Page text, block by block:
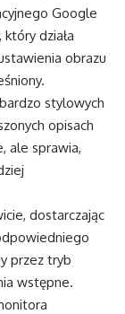
Google
działa
obrazu
stylowych
opisach
ale sprawia,
dostarczając
przez tryb
wstępne.